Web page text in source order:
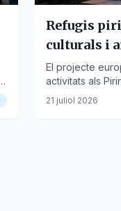
Refugis
culturals i
El projecte
activitats als
natural i cultural
21 juliol 2026